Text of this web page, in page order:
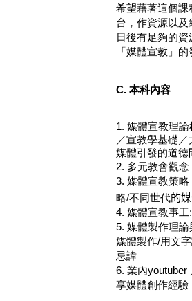
希望藉著這個
台，作資源以
日後有足夠的
「媒體宣教」
C. 本科內容
1. 媒體宣教理
／宣教學基礎
媒體引發的道德
2. 多元教會觀念
3. 媒體宣教策
略/不同世代的
4. 媒體宣教事工:
5. 媒體製作理
媒體製作/用文
忌諱
6. 業內youtuber
享媒體創作經驗